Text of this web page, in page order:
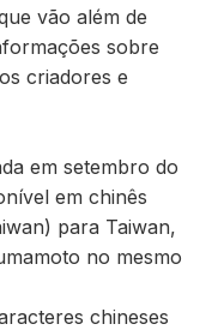
vão além de
sobre
criadores e
em setembro do
em chinês
para Taiwan,
no mesmo
chineses